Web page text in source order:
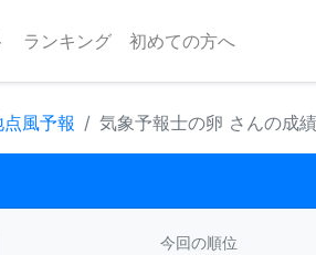
ランキング 初めての方へ
点風予報 気象予報士の卵 さんの成
今回の順位